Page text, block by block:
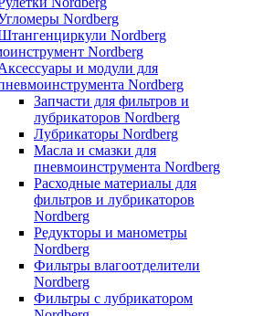
Nordberg
Nordberg
Nordberg
и модули для
Nordberg
Запчасти для фильтров и
лубрикаторов Nordberg
Лубрикаторы Nordberg
Масла и смазки для
пневмоинструмента Nordberg
Расходные материалы для
фильтров и лубрикаторов
Nordberg
Редукторы и манометры
Nordberg
Фильтры влагоотделители
Nordberg
Фильтры с лубрикатором